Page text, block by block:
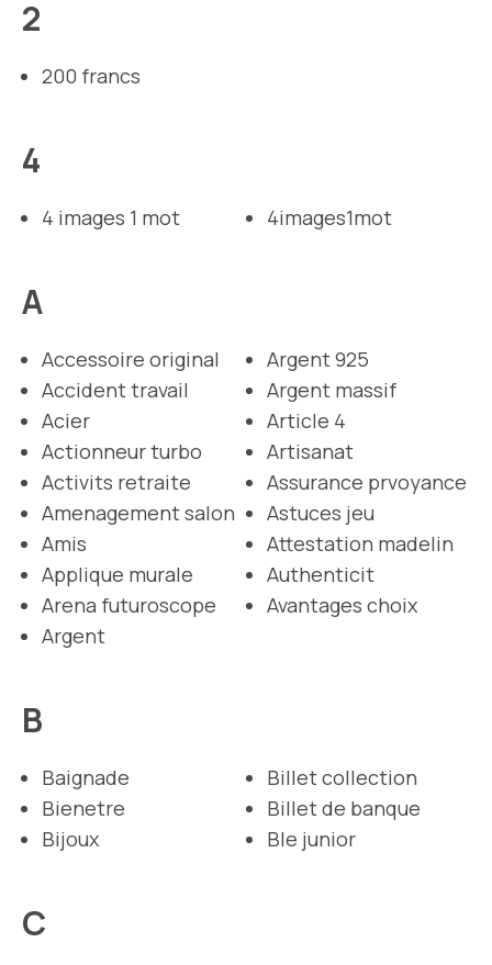
2
200 francs
4
4 images 1 mot 4images1mot
A
Accessoire original
Accident travail
Acier
Actionneur turbo
Activits retraite
Amenagement salon
Amis
Applique murale
Arena futuroscope
Argent
Argent 925
Argent massif
Article 4
Artisanat
Assurance prvoyance
Astuces jeu
Attestation madelin
Authenticit
Avantages choix
B
Baignade
Bienetre
Bijoux
Billet collection
Billet de banque
Ble junior
C